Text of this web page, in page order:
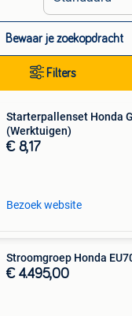
Bewaar je zoekopdracht
Filters
Starterpallenset Honda
(Werktuigen)
€ 8,17
Bezoek website
Stroomgroep Honda
€ 4.495,00